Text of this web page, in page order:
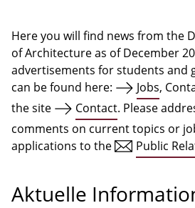
Here you will find news from the
of Architecture as of December
advertisements for students and
can be found here:
Jobs,
the site
Contact. Please
comments on current topics or
applications to the
Public
Aktuelle